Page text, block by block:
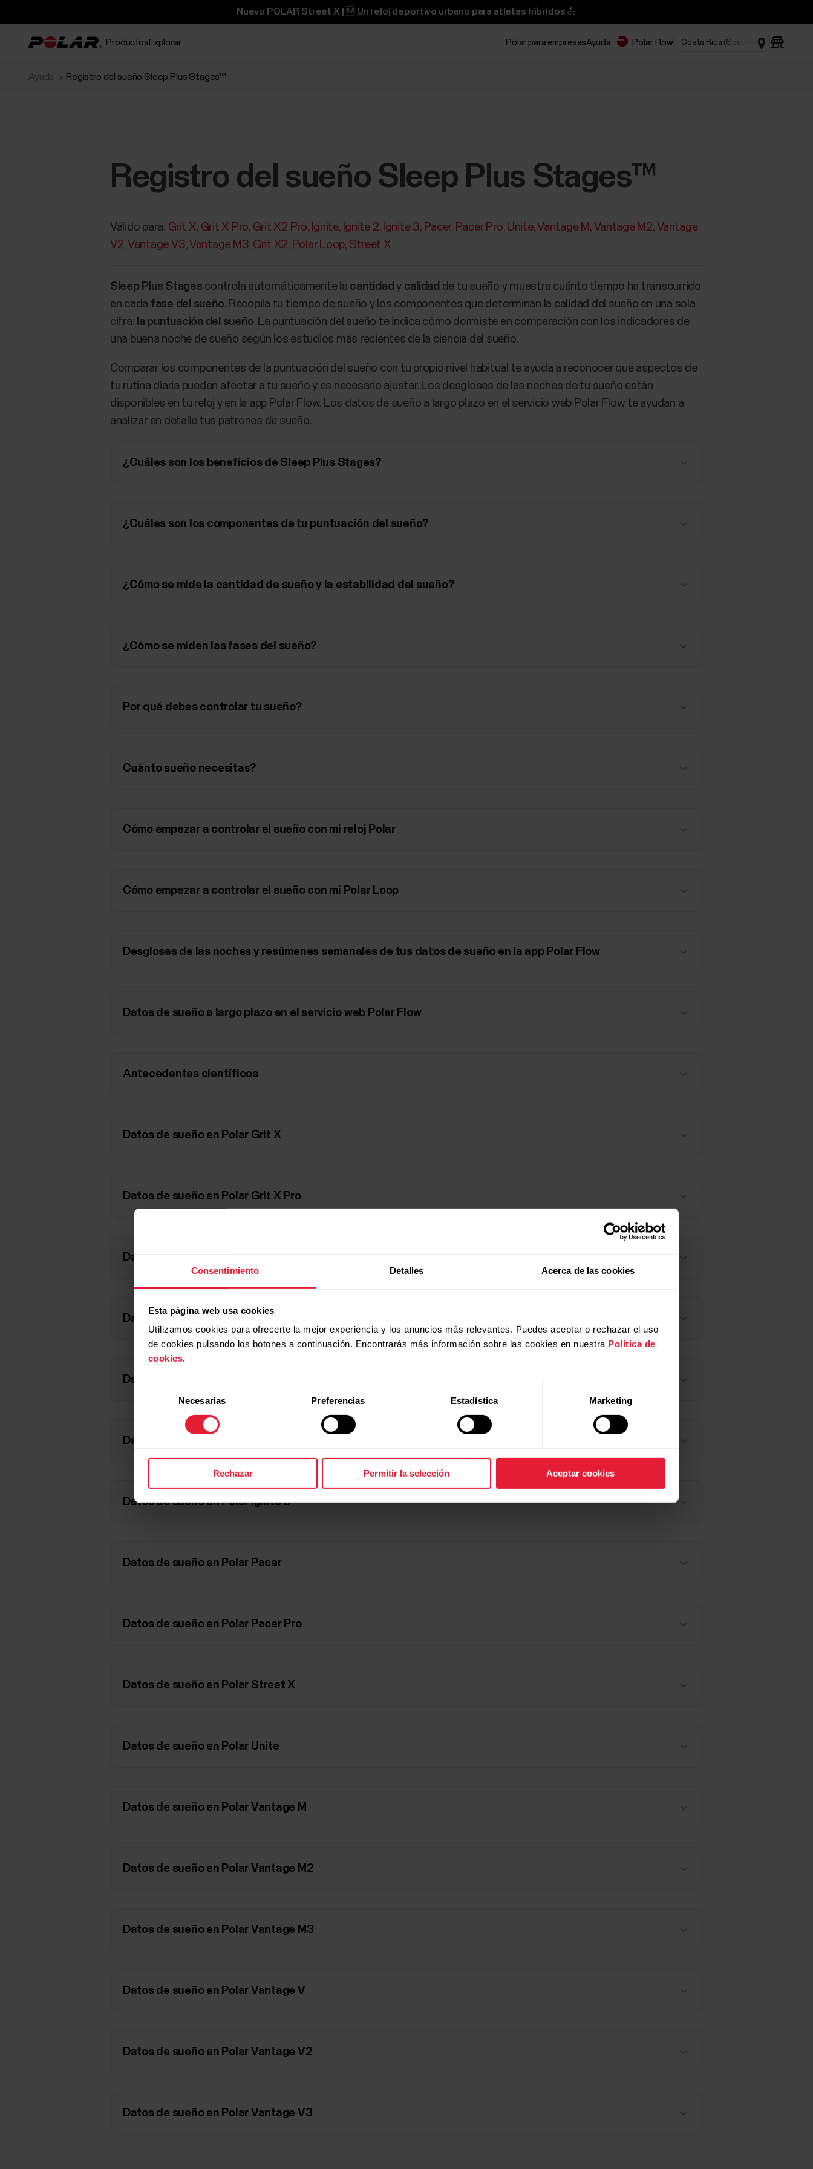
Consentimiento Detalles Acerca de las cookies
Esta página web usa cookies
Utilizamos cookies para ofrecerte la mejor experiencia y los anuncios más relevantes. Puedes aceptar o rechazar el uso
de cookies pulsando los botones a continuación. Encontrarás más información sobre las cookies en nuestra Política de
cookies.
Selección
consentimiento
Necesarias Preferencias Estadística Marketing
Rechazar Permitir la selección Aceptar cookies
Nuevo POLAR Street X | 🆕 Un reloj deportivo urbano para atletas híbridos 💪
Productos Explorar Polar para empresasAyuda Polar Flow
Ayuda Registro del sueño Sleep Plus Stages™
Registro del sueño Sleep Plus Stages™
Válido para: Grit X Grit X Pro Grit X2 Pro Ignite Ignite 2 Ignite 3 Pacer Pacer Pro Unite Vantage M Vantage M2 Vantage
V2 Vantage V3 Vantage M3 Grit X2 Polar Loop Street X
Sleep Plus Stages controla automáticamente la cantidad y calidad de tu sueño y muestra cuánto tiempo ha transcurrido
en cada fase del sueño. Recopila tu tiempo de sueño y los componentes que determinan la calidad del sueño en una sola
cifra: la puntuación del sueño. La puntuación del sueño te indica cómo dormiste en comparación con los indicadores de
una buena noche de sueño según los estudios más recientes de la ciencia del sueño.
Comparar los componentes de la puntuación del sueño con tu propio nivel habitual te ayuda a reconocer qué aspectos de
tu rutina diaria pueden afectar a tu sueño y es necesario ajustar. Los desgloses de las noches de tu sueño están
disponibles en tu reloj y en la app Polar Flow. Los datos de sueño a largo plazo en el servicio web Polar Flow te ayudan a
analizar en detalle tus patrones de sueño.
¿Cuáles son los beneficios de Sleep Plus Stages?
¿Cuáles son los componentes de tu puntuación del sueño?
¿Cómo se mide la cantidad de sueño y la estabilidad del sueño?
¿Cómo se miden las fases del sueño?
Por qué debes controlar tu sueño?
Cuánto sueño necesitas?
Cómo empezar a controlar el sueño con mi reloj Polar
Cómo empezar a controlar el sueño con mi Polar Loop
Desgloses de las noches y resúmenes semanales de tus datos de sueño en la app Polar Flow
Datos de sueño a largo plazo en el servicio web Polar Flow
Antecedentes científicos
Datos de sueño en Polar Grit X
Datos de sueño en Polar Grit X Pro
Datos de sueño en Polar Grit X2
Datos de sueño en Polar Grit X2 Pro
Datos de sueño en Polar Ignite
Datos de sueño en Polar Ignite 2
Datos de sueño en Polar Ignite 3
Datos de sueño en Polar Pacer
Datos de sueño en Polar Pacer Pro
Datos de sueño en Polar Street X
Datos de sueño en Polar Unite
Datos de sueño en Polar Vantage M
Datos de sueño en Polar Vantage M2
Datos de sueño en Polar Vantage M3
Datos de sueño en Polar Vantage V
Datos de sueño en Polar Vantage V2
Datos de sueño en Polar Vantage V3